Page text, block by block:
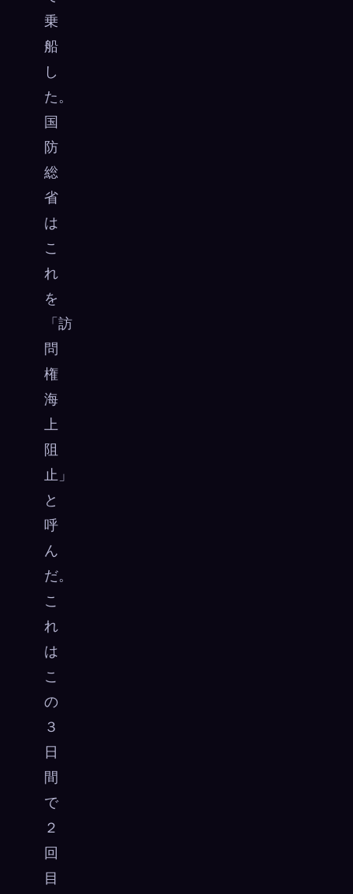
乗
船
し
た。
国
防
総
省
は
こ
れ
を
「訪
問
権
海
上
阻
止」
と
呼
ん
だ。
こ
れ
は
こ
の
３
日
間
で
２
回
目